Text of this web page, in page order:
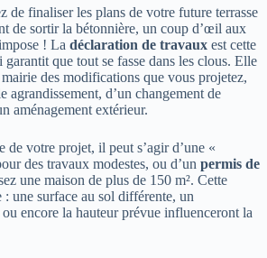
de finaliser les plans de votre future terrasse
de sortir la bétonnière, un coup d’œil aux
! La déclaration de travaux est cette
que tout se fasse dans les clous. Elle
des modifications que vous projetez,
agrandissement, d’un changement de
aménagement extérieur.
de votre projet, il peut s’agir d’une «
des travaux modestes, ou d’un permis de
une maison de plus de 150 m². Cette
: une surface au sol différente, un
encore la hauteur prévue influenceront la